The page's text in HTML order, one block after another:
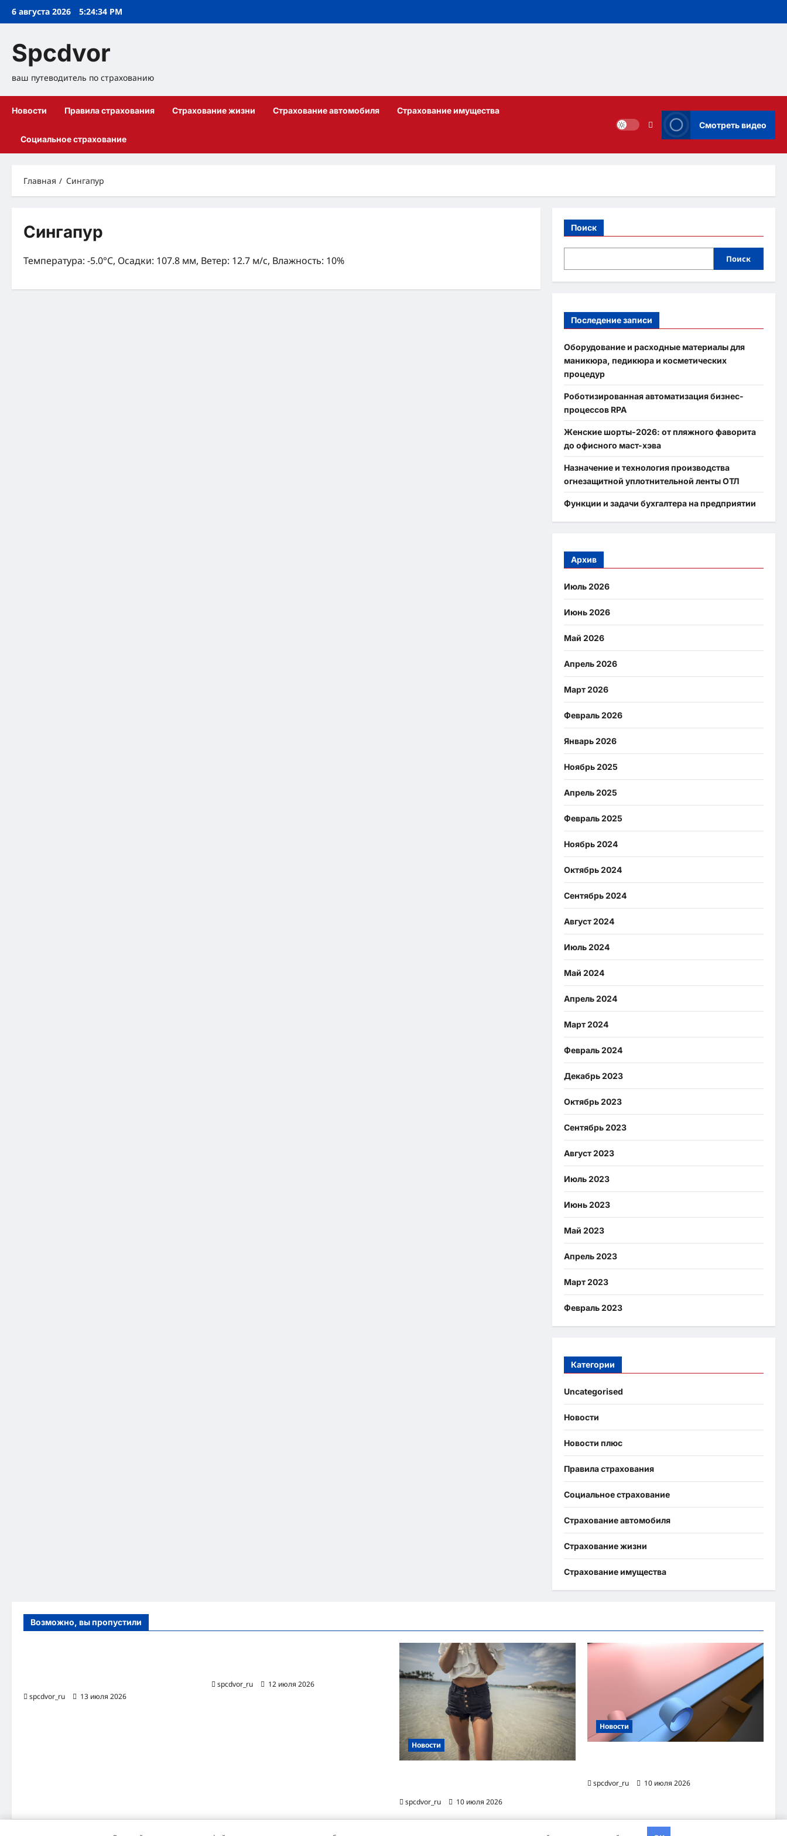
Перейти
6 августа 2026 5:24:34 PM
Spcdvor
ваш путеводитель по страхованию
Новости Правила страхования Страхование жизни Страхование автомобиля Страхование имущества
Социальное страхование
Смотреть видео
Главная Сингапур
Сингапур
Температура: -5.0°C, Осадки: 107.8 мм, Ветер: 12.7 м/с, Влажность: 10%
Поиск
Поиск
Последение записи
Оборудование и расходные материалы для
маникюра, педикюра и косметических
процедур
Роботизированная автоматизация бизнес-
процессов RPA
Женские шорты-2026: от пляжного фаворита
до офисного маст-хэва
Назначение и технология производства
огнезащитной уплотнительной ленты ОТЛ
Функции и задачи бухгалтера на предприятии
Архив
Июль 2026
Июнь 2026
Май 2026
Апрель 2026
Март 2026
Февраль 2026
Январь 2026
Ноябрь 2025
Апрель 2025
Февраль 2025
Ноябрь 2024
Октябрь 2024
Сентябрь 2024
Август 2024
Июль 2024
Май 2024
Апрель 2024
Март 2024
Февраль 2024
Декабрь 2023
Октябрь 2023
Сентябрь 2023
Август 2023
Июль 2023
Июнь 2023
Май 2023
Апрель 2023
Март 2023
Февраль 2023
Категории
Uncategorised
Новости
Новости плюс
Правила страхования
Социальное страхование
Страхование автомобиля
Страхование жизни
Страхование имущества
Возможно, вы пропустили
spcdvor_ru
13 июля 2026
spcdvor_ru
12 июля 2026
Новости
spcdvor_ru
10 июля 2026
Новости
spcdvor_ru
10 июля 2026